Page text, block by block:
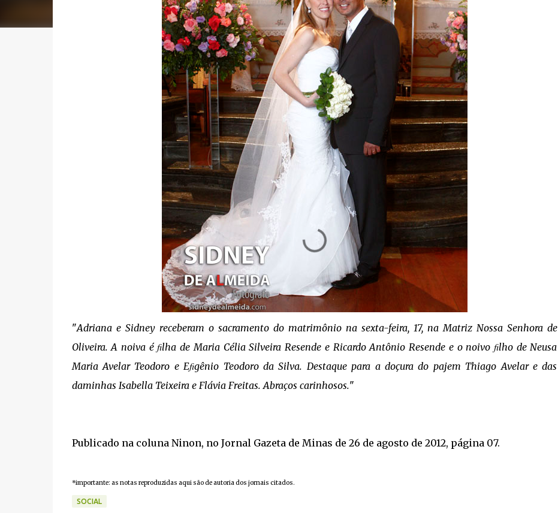
"Adriana e Sidney receberam o sacramento do matrimônio na sexta-feira, 17, na Matriz Nossa Senhora de
Oliveira. A noiva é ﬁlha de Maria Célia Silveira Resende e Ricardo Antônio Resende e o noivo ﬁlho de Neusa
Maria Avelar Teodoro e Eﬁgênio Teodoro da Silva. Destaque para a doçura do pajem Thiago Avelar e das
daminhas Isabella Teixeira e Flávia Freitas. Abraços carinhosos."
Publicado na coluna Ninon, no Jornal Gazeta de Minas de 26 de agosto de 2012, página 07.
*importante: as notas reproduzidas aqui são de autoria dos jornais citados.
SOCIAL